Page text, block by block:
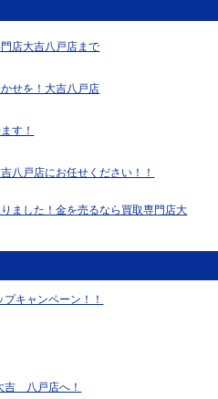
店大吉八戸店まで
せを！大吉八戸店
す！
八戸店にお任せください！！
ました！金を売るなら買取専門店大
キャンペーン！！
八戸店へ！